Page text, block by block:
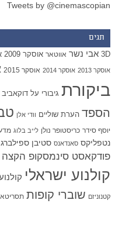
Tweets by @cinemascopian
תגים
3D אבי נשר אווטאר אוסקר 2009
אוסקר 2013 אוסקר 2014 אוסקר 2015
ביקורת גיבורי על דוקאביב
הספד הערת שוליים וודי אלן
יוסף סידר כריסטופר נולן לייב בלוג מדע
נטפליקס סאנדאנס סטיבן ספילברג
פודקאסט סינמסקופ הקצה
קולנוע ישראלי
קטנוניזם שוברי קופות